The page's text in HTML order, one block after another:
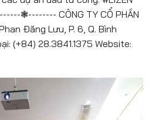
❃-------- CÔNG TY CỔ PHẦN
Đăng Lưu, P. 6, Q. Bình
(+84) 28.3841.1375 Website: